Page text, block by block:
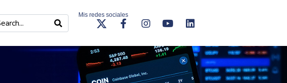
Mis redes sociales